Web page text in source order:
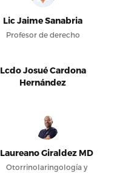
Lic Jaime Sanabria
Profesor de derecho
Lcdo Josué Cardona
Hernández
Laureano Giraldez MD
Otorrinolaringología y